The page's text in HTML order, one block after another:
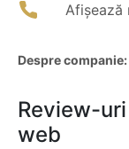
Afișează
Despre companie:
Review-
web